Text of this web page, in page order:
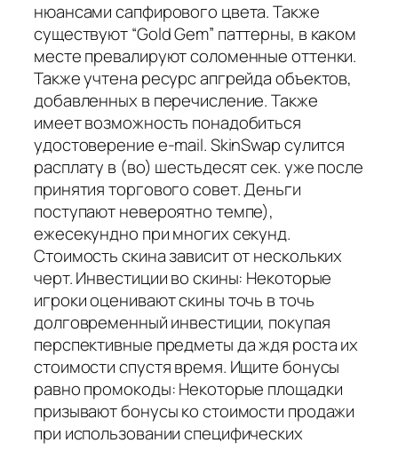
нюансами сапфирового цвета. Также
существуют “Gold Gem” паттерны, в каком
месте превалируют соломенные оттенки.
Также учтена ресурс апгрейда объектов,
добавленных в перечисление. Также
имеет возможность понадобиться
удостоверение e-mail. SkinSwap сулится
расплату в (во) шестьдесят сек. уже после
принятия торгового совет. Деньги
поступают невероятно темпе),
ежесекундно при многих секунд.
Стоимость скина зависит от нескольких
черт. Инвестиции во скины: Некоторые
игроки оценивают скины точь в точь
долговременный инвестиции, покупая
перспективные предметы да ждя роста их
стоимости спустя время. Ищите бонусы
равно промокоды: Некоторые площадки
призывают бонусы ко стоимости продажи
при использовании специфических